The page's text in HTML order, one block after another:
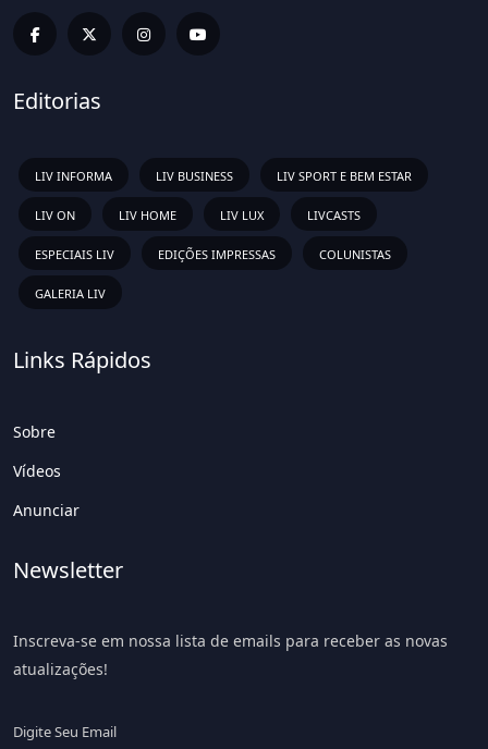
Editorias
LIV INFORMA LIV BUSINESS LIV SPORT E BEM ESTAR
LIV ON LIV HOME LIV LUX LIVCASTS
ESPECIAIS LIV EDIÇÕES IMPRESSAS COLUNISTAS
GALERIA LIV
Links Rápidos
Sobre
Vídeos
Anunciar
Newsletter
Inscreva-se em nossa lista de emails para receber as novas
atualizações!